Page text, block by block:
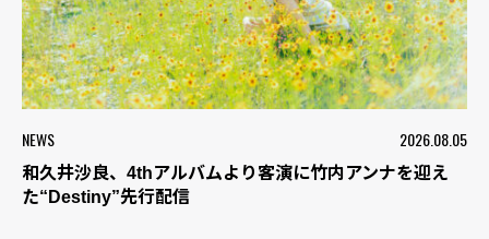
NEWS 2026.08.05
和久井沙良、4thアルバムより客演に竹内アンナを迎え
た“Destiny”先行配信